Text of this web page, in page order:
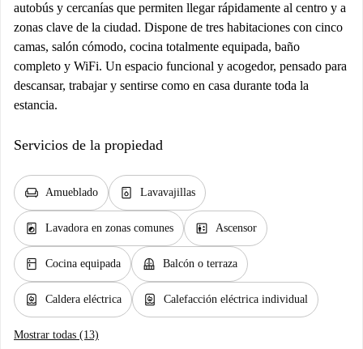
autobús y cercanías que permiten llegar rápidamente al centro y a
zonas clave de la ciudad. Dispone de tres habitaciones con cinco
camas, salón cómodo, cocina totalmente equipada, baño
completo y WiFi. Un espacio funcional y acogedor, pensado para
descansar, trabajar y sentirse como en casa durante toda la
estancia.
Servicios de la propiedad
chair Amueblado dishwasher_gen Lavavajillas
local_laundry_service Lavadora en zonas comunes elevator Ascensor
kitchen Cocina equipada balcony Balcón o terraza
water_heater Caldera eléctrica water_heater Calefacción eléctrica individual
Mostrar todas (13)